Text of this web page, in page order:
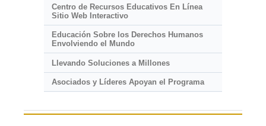
Centro de Recursos Educativos En Línea
Sitio Web Interactivo
Educación Sobre los Derechos Humanos
Envolviendo el Mundo
Llevando Soluciones a Millones
Asociados y Líderes Apoyan el Programa